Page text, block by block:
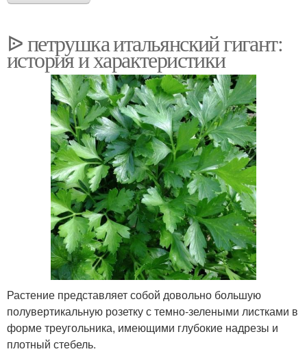
ᐉ петрушка итальянский гигант:
история и характеристики
Растение представляет собой довольно большую
полувертикальную розетку с темно-зелеными листками в
форме треугольника, имеющими глубокие надрезы и
плотный стебель.